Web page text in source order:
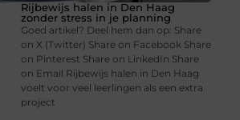
Rijbewijs halen in Den Haag
zonder stress in je planning
Goed artikel? Deel hem dan op: Share
on X (Twitter) Share on Facebook Share
on Pinterest Share on LinkedIn Share
on Email Rijbewijs halen in Den Haag
voelt voor veel leerlingen als een extra
project